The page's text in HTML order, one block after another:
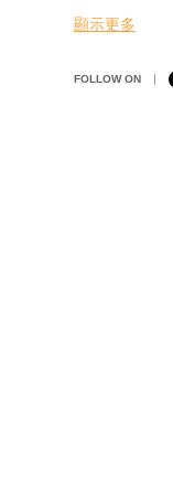
顯示更多
FOLLOW ON